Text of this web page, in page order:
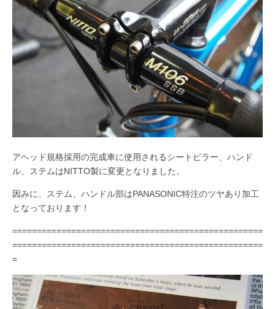
アヘッド規格採用の完成車に使用されるシートピラー、ハンド
ル、ステムはNITTO製に変更となりました。
因みに、ステム、ハンドル部はPANASONIC特注のツヤあり加工
となっております！
===================================================
===================================================
=